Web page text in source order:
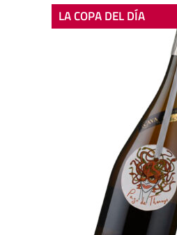
LA COPA DEL DÍA